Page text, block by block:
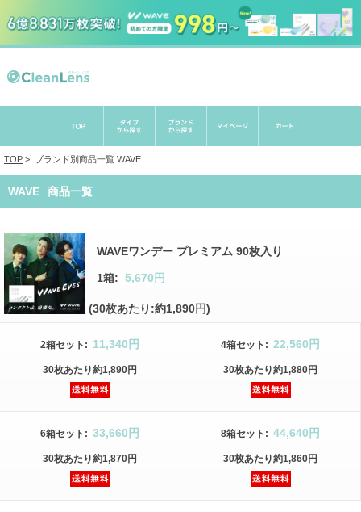
TOP > ブランド別商品一覧 WAVE
WAVE 商品一覧
WAVEワンデー プレミアム 90枚入り
1箱: 5,670円
(30枚あたり:約1,890円)
2箱セット : 11,340円
30枚あたり約1,890円
4箱セット : 22,560円
30枚あたり約1,880円
6箱セット : 33,660円
30枚あたり約1,870円
8箱セット : 44,640円
30枚あたり約1,860円